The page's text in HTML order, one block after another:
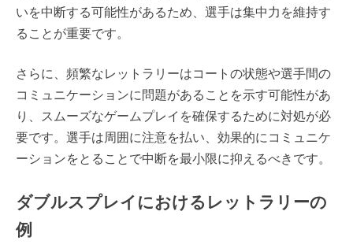
いを中断する可能性があるため、選手は集中力を維持す
ることが重要です。
さらに、頻繁なレットラリーはコートの状態や選手間の
コミュニケーションに問題があることを示す可能性があ
り、スムーズなゲームプレイを確保するために対処が必
要です。選手は周囲に注意を払い、効果的にコミュニケ
ーションをとることで中断を最小限に抑えるべきです。
ダブルスプレイにおけるレットラリーの
例